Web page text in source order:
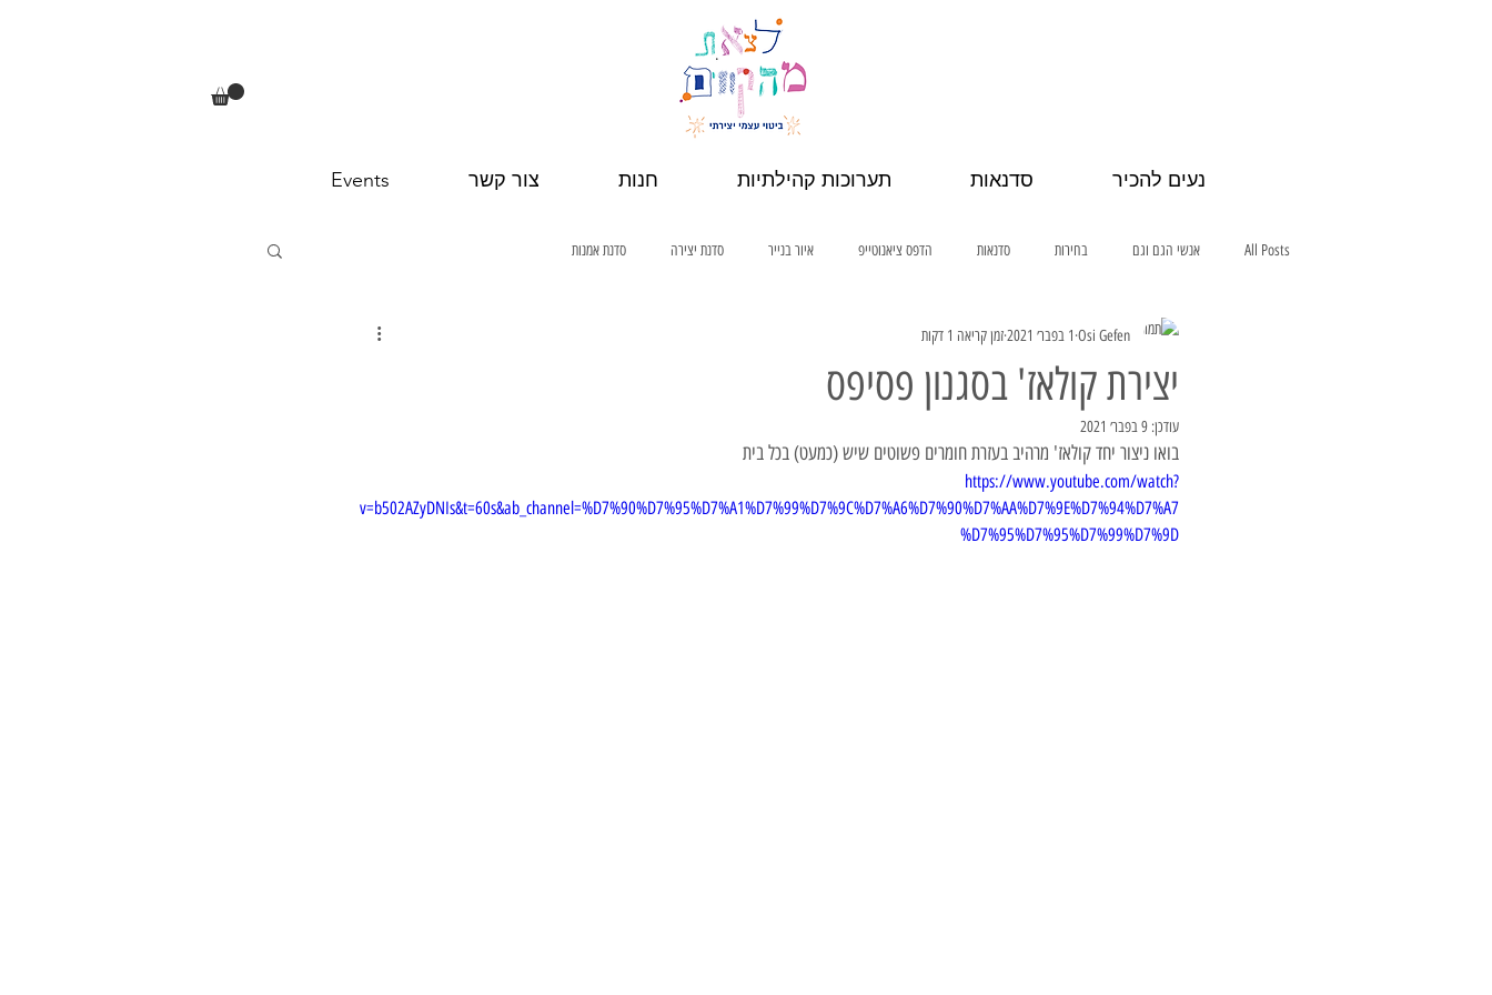
נעים להכיר סדנאות תערוכות קהילתיות חנות צור קשר Events
All Posts אנשי הגם וגם בחירות סדנאות הדפס ציאנוטייפ איור בנייר סדנת יצירה סדנת אמנות
יצירת קולאז' בסגנון פסיפס
Osi Gefen 1 בפבר׳ 2021 זמן קריאה 1 דקות
עודכן: 9 בפבר׳ 2021
בואו ניצור יחד קולאז' מרהיב בעזרת חומרים פשוטים שיש (כמעט) בכל בית
https://www.youtube.com/watch?
v=b502AZyDNIs&t=60s&ab_channel=%D7%90%D7%95%D7%A1%D7%99%D7%9C%D7%A6%D7%90%D7%AA%D7%9E%D7%94%D7%A7
%D7%95%D7%95%D7%99%D7%9D